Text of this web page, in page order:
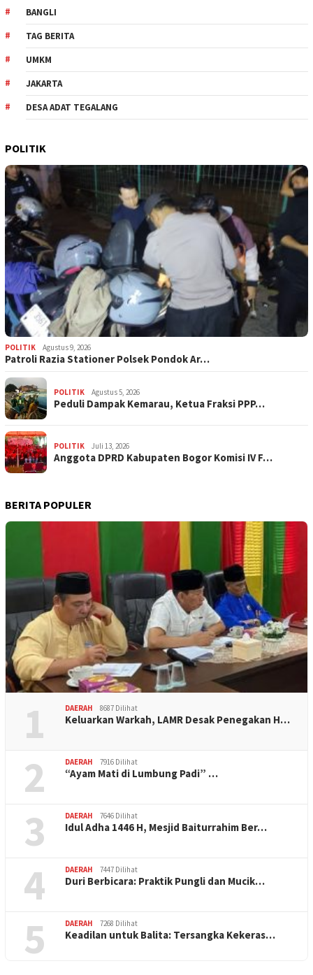
BANGLI
TAG BERITA
UMKM
JAKARTA
DESA ADAT TEGALANG
POLITIK
POLITIK Agustus 9, 2026
Patroli Razia Stationer Polsek Pondok Ar…
POLITIK Agustus 5, 2026
‎Peduli Dampak Kemarau, Ketua Fraksi PPP…
POLITIK Juli 13, 2026
Anggota DPRD Kabupaten Bogor Komisi IV F…
BERITA POPULER
1 DAERAH 8687 Dilihat
Keluarkan Warkah, LAMR Desak Penegakan H…
2 DAERAH 7916 Dilihat
“Ayam Mati di Lumbung Padi” …
3 DAERAH 7646 Dilihat
Idul Adha 1446 H, Mesjid Baiturrahim Ber…
4 DAERAH 7447 Dilihat
Duri Berbicara: Praktik Pungli dan Mucik…
5 DAERAH 7268 Dilihat
Keadilan untuk Balita: Tersangka Kekeras…